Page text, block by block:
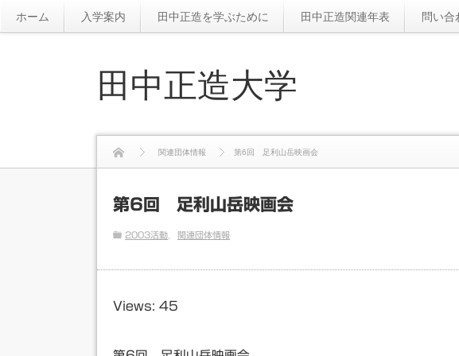
ホーム 入学案内 田中正造を学ぶために 田中正造関連年表 問い合
田中正造大学
関連団体情報 第6回 足利山岳映画会
第6回 足利山岳映画会
2003活動 関連団体情報
Views: 45